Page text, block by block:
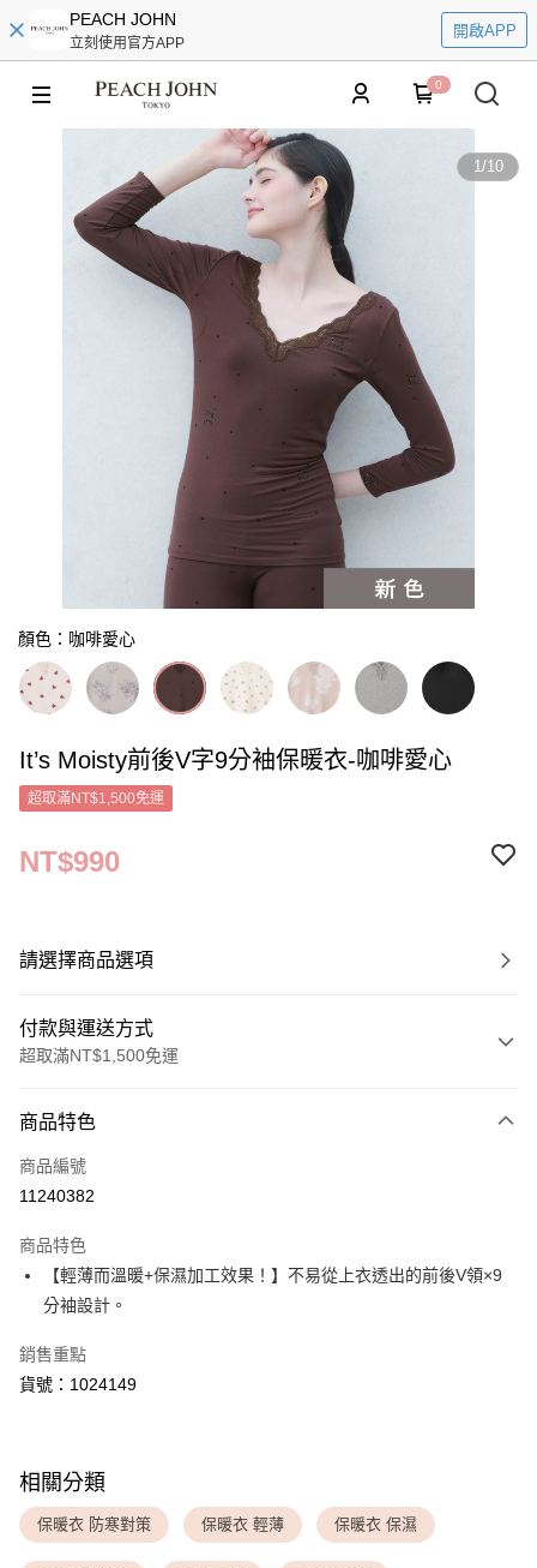
PEACH JOHN
立刻使用官方APP
開啟APP
0
1/10
顏色：咖啡愛心
It’s Moisty前後V字9分袖保暖衣-咖啡愛心
超取滿NT$1,500免運
NT$990
請選擇商品選項
付款與運送方式
超取滿NT$1,500免運
信用卡一次付款
超商取貨付款
Apple Pay
全家取貨付款
每筆NT$80，滿NT$1,500(含以上)免運費
<無合作配送請勿選取>萊爾富取貨付款
商品特色
商品編號
11240382
商品特色
【輕薄而溫暖+保濕加工效果！】不易從上衣透出的前後V領×9
分袖設計。
銷售重點
貨號：1024149
相關分類
保暖衣 防寒對策 保暖衣 輕薄 保暖衣 保濕